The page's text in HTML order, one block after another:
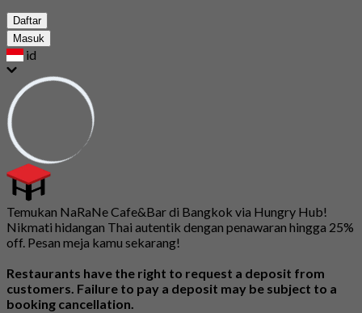
Daftar
Masuk
id
Temukan NaRaNe Cafe&Bar di Bangkok via Hungry Hub!
Nikmati hidangan Thai autentik dengan penawaran hingga 25%
off. Pesan meja kamu sekarang!
Restaurants have the right to request a deposit from
customers. Failure to pay a deposit may be subject to a
booking cancellation.